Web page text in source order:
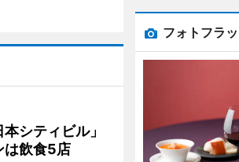
シティビル」
は飲食5店
フォトフラ